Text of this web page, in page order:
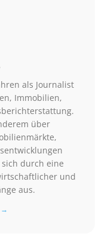
als Journalist
Immobilien,
über
durch eine
und
aus.
→